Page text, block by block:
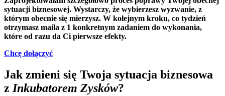
sytuacji biznesowej. Wystarczy, że wybierzesz wyzwanie, z
którym obecnie się mierzysz. W kolejnym kroku, co tydzień
otrzymasz maila z 1 konkretnym zadaniem do wykonania,
które od razu da Ci pierwsze efekty.
Chcę dołączyć
Jak zmieni się Twoja sytuacja biznesowa
zInkubatorem Zysków?